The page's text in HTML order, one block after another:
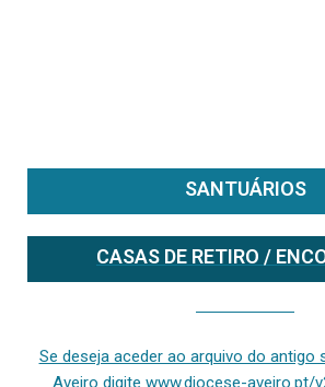
SANTUÁRIOS
CASAS DE RETIRO /
Se deseja aceder ao arquivo do antigo
Aveiro digite www.diocese-aveiro.pt/